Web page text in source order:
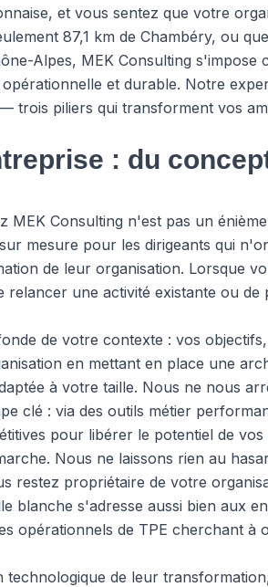
et vous sentez que votre
87,1 km de Chambéry, ou
Alpes, MEK Consulting s'impose
et durable. Notre
— trois piliers qui transforment vos
: du
Consulting n'est pas un
mesure pour les dirigeants qui
de leur organisation. Lorsque
une activité existante ou de
de votre contexte : vos
en mettant en place une
à votre taille. Nous ne nous
clé : via des outils métier
pour libérer le potentiel de vos
Nous ne laissons rien au
restez propriétaire de votre
blanche s'adresse aussi bien aux
opérationnels de TPE cherchant à
de leur